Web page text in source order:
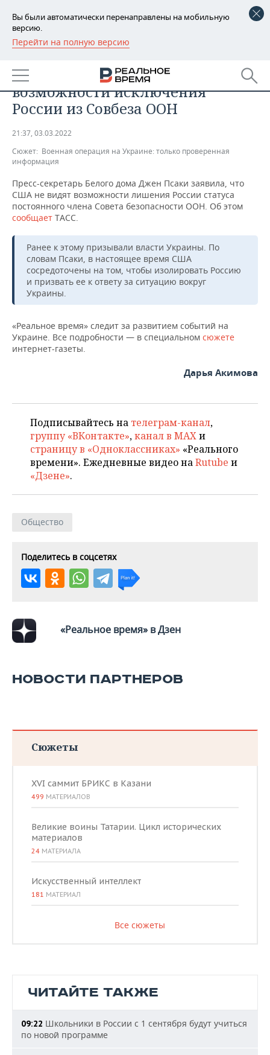
Вы были автоматически перенаправлены на мобильную
версию.
Перейти на полную версию
РЕГИОНЫ
БАШКОРТОСТАН
ТАТАРСТАН
НОВОСТИ
АНАЛИТИКА
ДЕКЛАРАЦИИ О ДОХОДАХ
КОРОЛИ ГОСЗАКАЗА ПФО
ВУЗЫ ТАТАРСТАНА
КОМУ ПРИНАДЛЕЖАТ
ТОРГОВЫЕ ЦЕНТРЫ
ТАТАРСТАНА
НОВОСТИ ЭКОНОМИКИ
ФИНАНСЫ
БАНКИ
БЮДЖЕТ
ИНВЕСТИЦИИ
ПРОМЫШЛЕННОСТЬ
НОВОСТИ
ПРОМЫШЛЕННОСТИ
АГРОПРОМ
МАШИНОСТРОЕНИЕ
НЕФТЕХИМИЯ
НЕФТЬ
ОПК
ЭНЕРГЕТИКА
НЕДВИЖИМОСТЬ
НОВОСТИ НЕДВИЖИМОСТИ
АВТО
НОВОСТИ АВТО
БИЗНЕС
НОВОСТИ БИЗНЕСА
РОЗНИЧНАЯ ТОРГОВЛЯ
ТРАНСПОРТ
УСЛУГИ
ТЕХНОЛОГИИ
НОВОСТИ ТЕХНОЛОГИЙ
IT
МЕДИА
МЕРОПРИЯТИЯ
НОВОСТИ МЕРОПРИЯТИЙ
ВЫЕЗДНАЯ РЕДАКЦИЯ
ONLINE-КОНФЕРЕНЦИИ
ОТКРЫТАЯ ЛЕКЦИЯ
СПОРТ
НОВОСТИ СПОРТА
ХОККЕЙ
БАСКЕТБОЛ
ВОЛЕЙБОЛ
ХОККЕЙ С МЯЧОМ
ОБЩЕСТВО
ВЛАСТЬ
ИНФРАСТРУКТУРА
ИСТОРИЯ
ПРОИСШЕСТВИЯ
СЮЖЕТЫ
СПРАВОЧНИК
СПИСОК ПЕРСОН
ПОЛНАЯ ВЕРСИЯ
Псаки: США не видят
возможности исключения
России из Совбеза ООН
21:37, 03.03.2022
Сюжет: Военная операция на Украине: только проверенная
информация
Пресс-секретарь Белого дома Джен Псаки заявила, что
США не видят возможности лишения России статуса
постоянного члена Совета безопасности ООН. Об этом
сообщает ТАСС.
Ранее к этому призывали власти Украины. По
словам Псаки, в настоящее время США
сосредоточены на том, чтобы изолировать Россию
и призвать ее к ответу за ситуацию вокруг
Украины.
«Реальное время» следит за развитием событий на
Украине. Все подробности — в специальном сюжете
интернет-газеты.
Дарья Акимова
Подписывайтесь на телеграм-канал,
группу «ВКонтакте»,канал в MAXи
страницу в «Одноклассниках» «Реального
времени». Ежедневные видео наRutube и
«Дзене».
Общество
Поделитесь в соцсетях
«Реальное время» в Дзен
НОВОСТИ ПАРТНЕРОВ
Сюжеты
XVI саммит БРИКС в Казани
499 МАТЕРИАЛОВ
Великие воины Татарии. Цикл исторических
материалов
24 МАТЕРИАЛА
Искусственный интеллект
181 МАТЕРИАЛ
Все сюжеты
ЧИТАЙТЕ ТАКЖЕ
09:22 Школьники в России с 1 сентября будут учиться
по новой программе